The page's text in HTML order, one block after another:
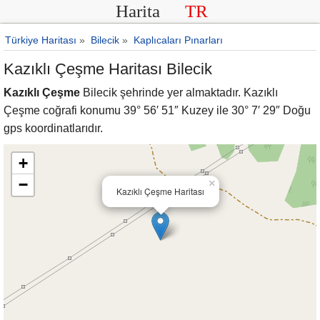
Harita TR
Türkiye Haritası » Bilecik » Kaplıcaları Pınarları
Kazıklı Çeşme Haritası Bilecik
Kazıklı Çeşme Bilecik şehrinde yer almaktadır. Kazıklı
Çeşme coğrafi konumu 39° 56′ 51″ Kuzey ile 30° 7′ 29″ Doğu
gps koordinatlarıdır.
Kazıklı Çeşme Haritası
×
+
−